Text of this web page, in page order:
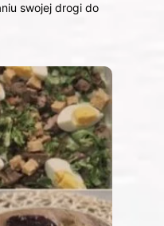
swojej drogi do